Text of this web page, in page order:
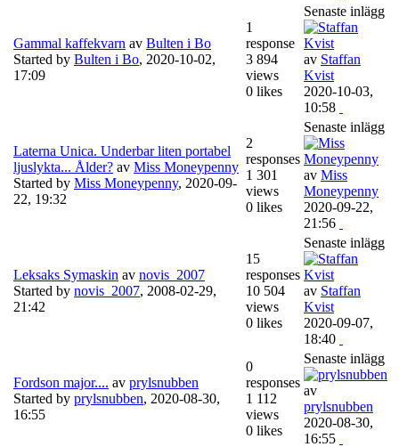
Gammal kaffekvarn av Bulten i Bo
Started by Bulten i Bo, 2020-10-02,
17:09
1
response
3 894
views
0 likes
Senaste inlägg
av Staffan
Kvist
2020-10-03,
10:58
Laterna Unica. Underbar liten portabel
ljuslykta... Ålder? av Miss Moneypenny
Started by Miss Moneypenny, 2020-09-
22, 19:32
2
responses
1 301
views
0 likes
Senaste inlägg
av Miss
Moneypenny
2020-09-22,
21:56
Leksaks Symaskin av novis_2007
Started by novis_2007, 2008-02-29,
21:42
15
responses
10 504
views
0 likes
Senaste inlägg
av Staffan
Kvist
2020-09-07,
18:40
Fordson major.... av prylsnubben
Started by prylsnubben, 2020-08-30,
16:55
0
responses
1 112
views
0 likes
Senaste inlägg
av
prylsnubben
2020-08-30,
16:55